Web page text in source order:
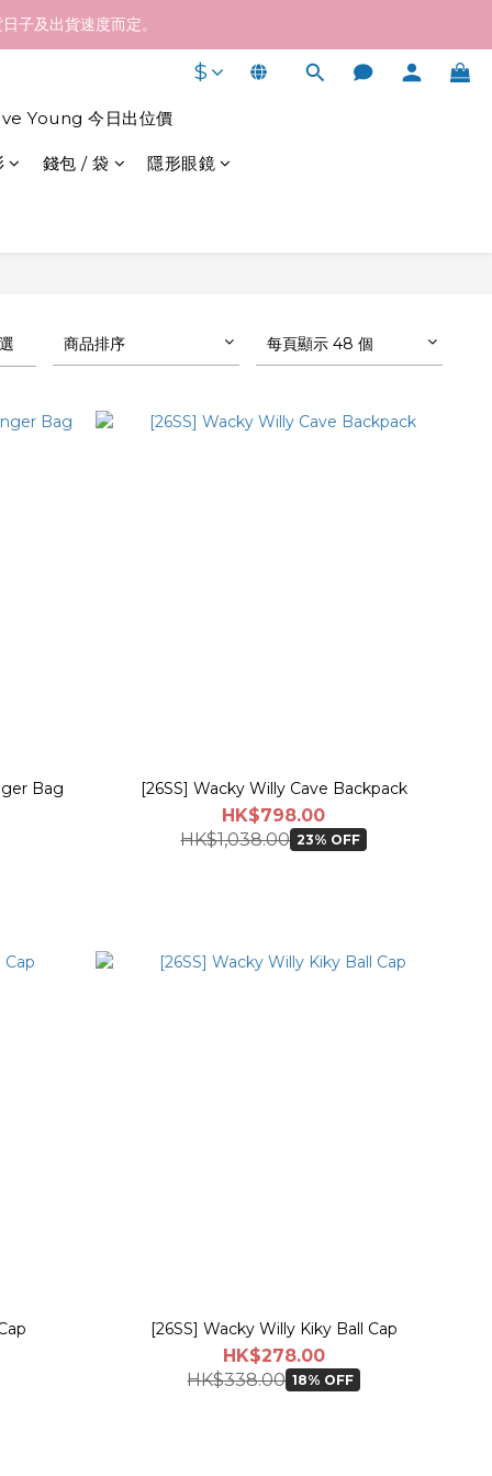
子及出貨速度而定。
55465100 向我們查詢！
$
Young 今日出位價
錢包 / 袋 隱形眼鏡
商品排序 每頁顯示 48 個
Bag [26SS] Wacky Willy Cave Backpack
HK$798.00
HK$1,038.00 23% OFF
[26SS] Wacky Willy Kiky Ball Cap
HK$278.00
HK$338.00 18% OFF